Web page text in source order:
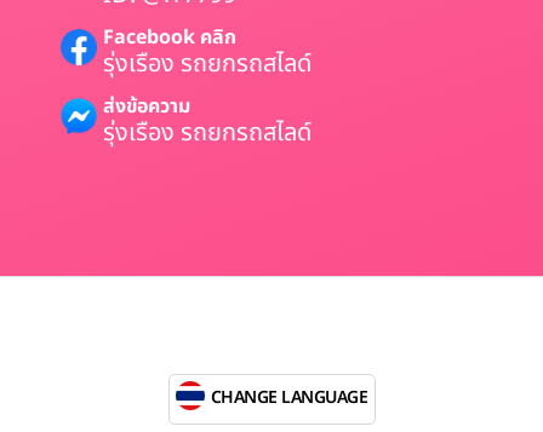
Facebook คลิก
รุ่งเรือง รถยกรถสไลด์
ส่งข้อความ
รุ่งเรือง รถยกรถสไลด์
CHANGE LANGUAGE